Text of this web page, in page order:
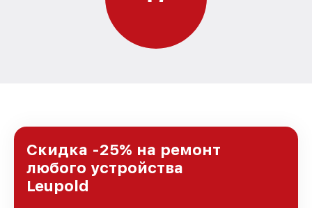
Скидка -25% на ремонт
любого устройства
Leupold